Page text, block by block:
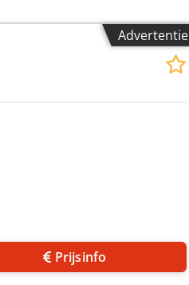
Advertentie
Prijsinfo